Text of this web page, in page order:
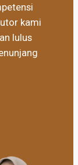
kami
lulus